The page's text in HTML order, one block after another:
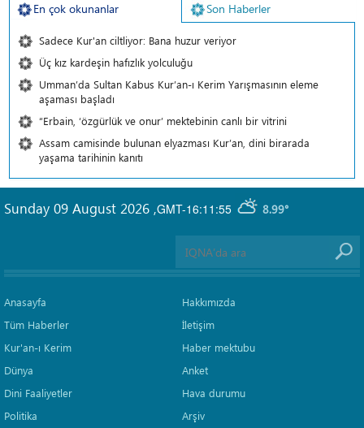
En çok okunanlar Son Haberler
Sadece Kur'an ciltliyor: Bana huzur veriyor
Üç kız kardeşin hafızlık yolculuğu
Umman’da Sultan Kabus Kur’an-ı Kerim Yarışmasının eleme
aşaması başladı
“Erbain, ‘özgürlük ve onur’ mektebinin canlı bir vitrini
Assam camisinde bulunan elyazması Kur’an, dini birarada
yaşama tarihinin kanıtı
GMT-16:11:55 8.99°
Sunday 09 August 2026 ,
Anasayfa
Tüm Haberler
Kur'an-ı Kerim
Dünya
Dini Faaliyetler
Politika
Hakkımızda
İletişim
Haber mektubu
Anket
Hava durumu
Arşiv